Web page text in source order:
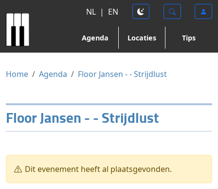
NL | EN
Agenda Locaties Tips
Home Agenda Floor Jansen - - Strijdlust
Floor Jansen - - Strijdlust
Dit evenement heeft al plaatsgevonden.